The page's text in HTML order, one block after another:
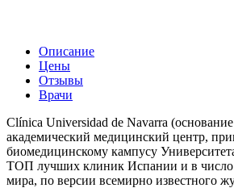
Описание
Цены
Отзывы
Врачи
Clínica Universidad de Navarra
академический медицинский центр,
биомедицинскому кампусу
ТОП лучших клиник Испании и в
мира, по версии всемирно известного